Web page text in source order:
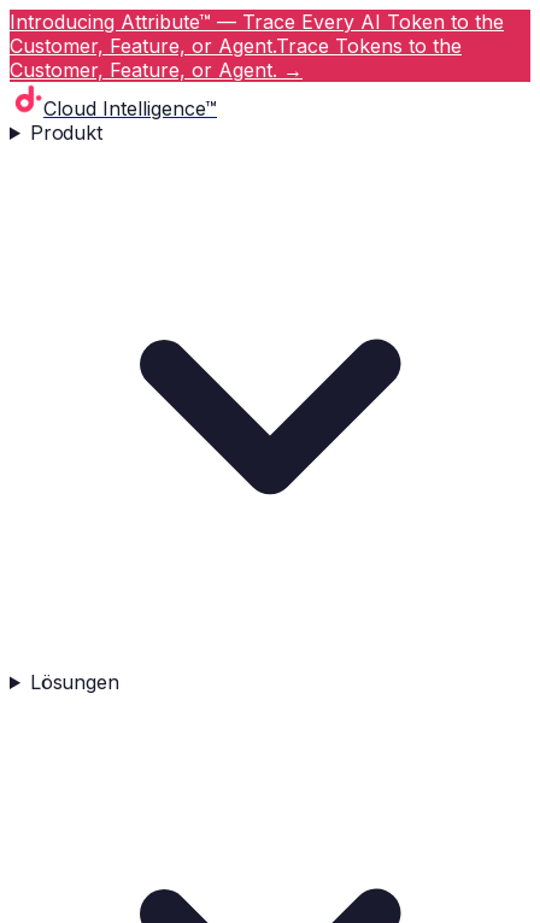
Introducing Attribute™ — Trace Every AI Token to the
Customer, Feature, or Agent.Trace Tokens to the
Customer, Feature, or Agent. →
Cloud Intelligence™
Produkt
Lösungen